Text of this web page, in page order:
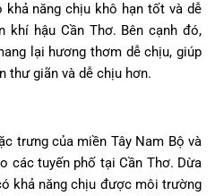
khả năng chịu khô hạn tốt và dễ
khí hậu Cần Thơ. Bên cạnh đó,
lại hương thơm dễ chịu, giúp
thư giãn và dễ chịu hơn.
trưng của miền Tây Nam Bộ và
các tuyến phố tại Cần Thơ. Dừa
khả năng chịu được môi trường